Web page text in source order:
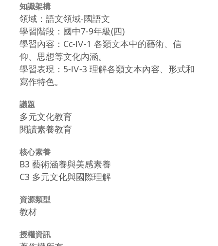
知識架構
領域：語文領域-國語文
學習階段：國中7-9年級(四)
學習內容：Cc-Ⅳ-1 各類文本中的藝術、信
仰、思想等文化內涵。
學習表現：5-Ⅳ-3 理解各類文本內容、形式和
寫作特色。
議題
多元文化教育
閱讀素養教育
核心素養
B3 藝術涵養與美感素養
C3 多元文化與國際理解
資源類型
教材
授權資訊